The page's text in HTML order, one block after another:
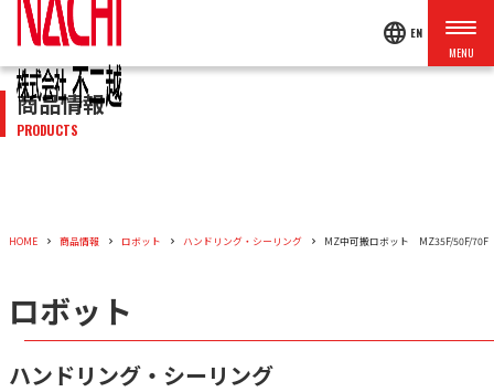
language EN
商品情報
PRODUCTS
HOME 商品情報 ロボット ハンドリング・シーリング MZ中可搬ロボット MZ35F/50F/70F
ロボット
ハンドリング・シーリング